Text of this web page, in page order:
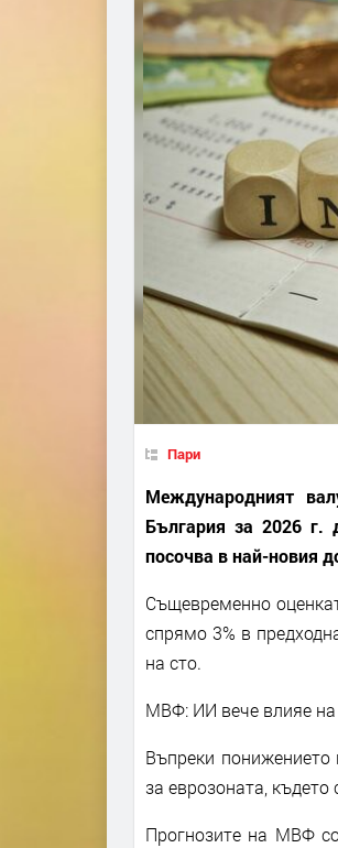
Пари
Международният
България за 2026 г.
посочва в най-новия
Същевременно
спрямо 3% в
на сто.
МВФ: ИИ вече влияе на
Въпреки
за еврозоната, където
Прогнозите на МВФ